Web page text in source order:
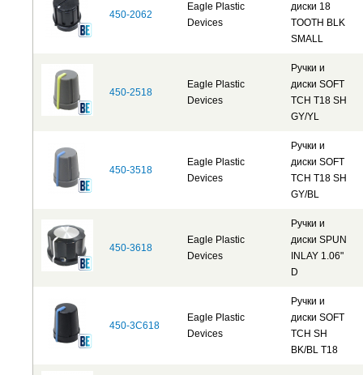
450-2062
Eagle Plastic
Devices
диски 18
TOOTH BLK
SMALL
450-2518
Eagle Plastic
Devices
Ручки и
диски SOFT
TCH T18 SH
GY/YL
450-3518
Eagle Plastic
Devices
Ручки и
диски SOFT
TCH T18 SH
GY/BL
450-3618
Eagle Plastic
Devices
Ручки и
диски SPUN
INLAY 1.06"
D
450-3C618
Eagle Plastic
Devices
Ручки и
диски SOFT
TCH SH
BK/BL T18